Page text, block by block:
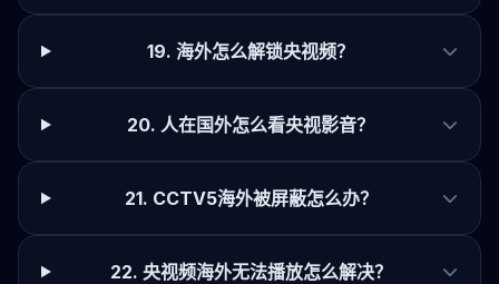
19. 海外怎么解锁央视频？
20. 人在国外怎么看央视影音？
21. CCTV5海外被屏蔽怎么办？
22. 央视频海外无法播放怎么解决？